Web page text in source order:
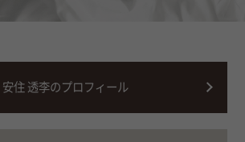
安住 透李のプロフィール